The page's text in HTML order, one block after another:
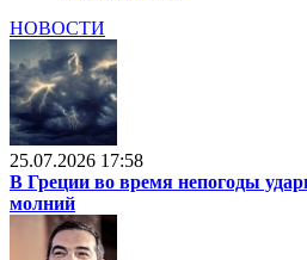
НОВОСТИ
25.07.2026 17:58
В Греции во время непогоды
молний